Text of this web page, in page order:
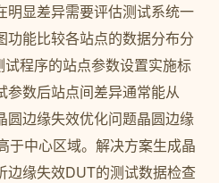
明显差异需要评估测试系统一
功能比较各站点的数据分布分
程序的站点参数设置实施标
参数后站点间差异通常能从
圆边缘失效优化问题晶圆边缘
于中心区域。解决方案生成晶
边缘失效DUT的测试数据检查